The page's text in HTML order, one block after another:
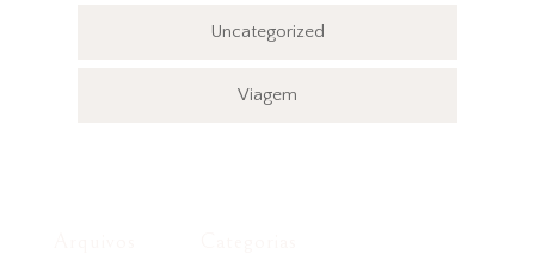
Uncategorized
Viagem